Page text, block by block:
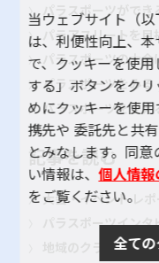
パラスポーツができ
パラアスリートを目
パラスポーツの大
パラスポーツをみる
パラスポーツを支え
記事を読む
大会・イベント レポ
パラスポーツイン
地域のクラブ紹介
当ウェブサイト（
は、利便性向上、
で、クッキーを使
する」ボタンをク
めにクッキーを使
携先や 委託先と共
とみなします。同
い情報は、個人情報
をご覧ください。
全て